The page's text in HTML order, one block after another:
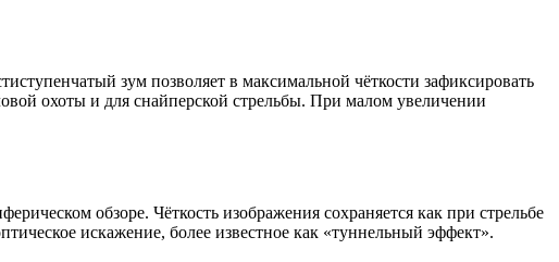
зум позволяет в максимальной чёткости зафиксировать
охоты и для снайперской стрельбы. При малом увеличении
обзоре. Чёткость изображения сохраняется как при стрельбе
искажение, более известное как «туннельный эффект».